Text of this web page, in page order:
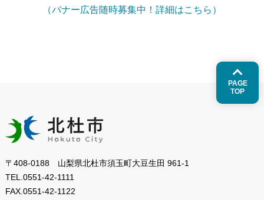
（バナー広告随時募集中！詳細はこちら）
PAGE
TOP
〒408-0188 山梨県北杜市須玉町大豆生田 961-1
TEL. 0551-42-1111
FAX. 0551-42-1122